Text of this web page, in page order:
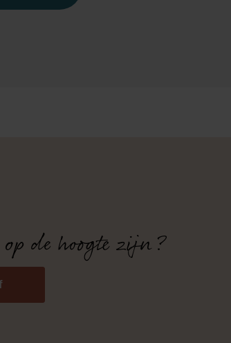
de hoogte zijn?